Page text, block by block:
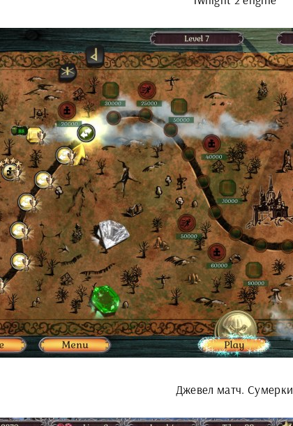
Джевел матч. Сумерки